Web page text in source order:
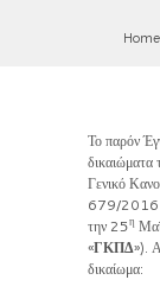
Home
Το παρόν
Γενικό
679/2016
την 25η
«ΓΚΠΔ»).
δικαίωμα: